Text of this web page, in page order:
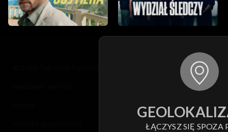
Sezon 7
ŁĄCZYSZ SIĘ SPOZA